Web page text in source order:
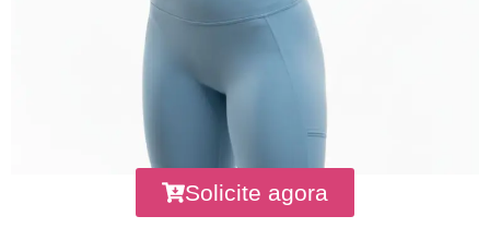
Solicite agora